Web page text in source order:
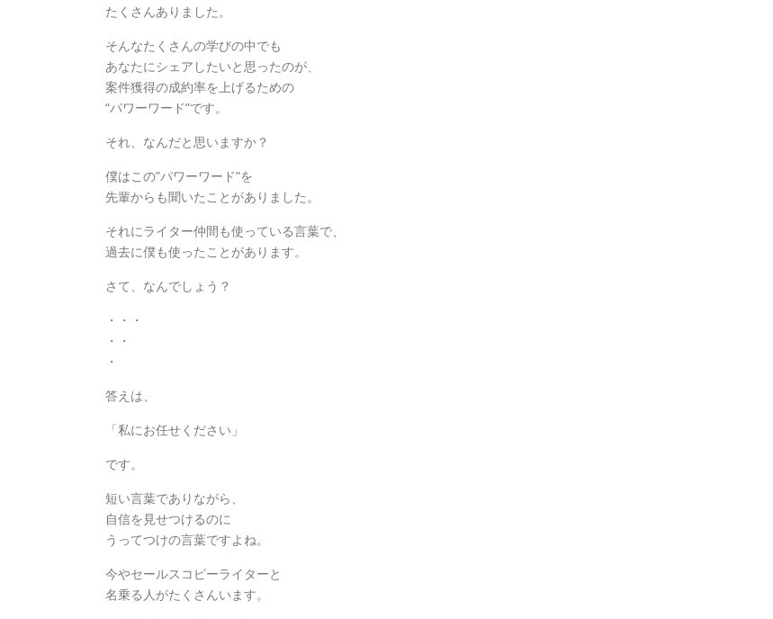
たくさんありました。
そんなたくさんの学びの中でも
あなたにシェアしたいと思ったのが、
案件獲得の成約率を上げるための
“パワーワード”です。
それ、なんだと思いますか？
僕はこの”パワーワード”を
先輩からも聞いたことがありました。
それにライター仲間も使っている言葉で、
過去に僕も使ったことがあります。
さて、なんでしょう？
・・・
・・
・
答えは、
「私にお任せください」
です。
短い言葉でありながら、
自信を見せつけるのに
うってつけの言葉ですよね。
今やセールスコピーライターと
名乗る人がたくさんいます。